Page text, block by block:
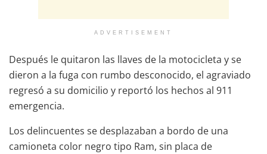
ADVERTISEMENT
Después le quitaron las llaves de la motocicleta y se
dieron a la fuga con rumbo desconocido, el agraviado
regresó a su domicilio y reportó los hechos al 911
emergencia.
Los delincuentes se desplazaban a bordo de una
camioneta color negro tipo Ram, sin placa de